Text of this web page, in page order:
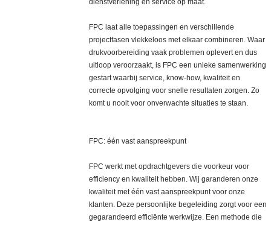
dienstverlening en service op maat.
FPC laat alle toepassingen en verschillende
projectfasen vlekkeloos met elkaar combineren. Waar
drukvoorbereiding vaak problemen oplevert en dus
uitloop veroorzaakt, is FPC een unieke samenwerking
gestart waarbij service, know-how, kwaliteit en
correcte opvolging voor snelle resultaten zorgen. Zo
komt u nooit voor onverwachte situaties te staan.
FPC: één vast aanspreekpunt
FPC werkt met opdrachtgevers die voorkeur voor
efficiency en kwaliteit hebben. Wij garanderen onze
kwaliteit met één vast aanspreekpunt voor onze
klanten. Deze persoonlijke begeleiding zorgt voor een
gegarandeerd efficiënte werkwijze. Een methode die